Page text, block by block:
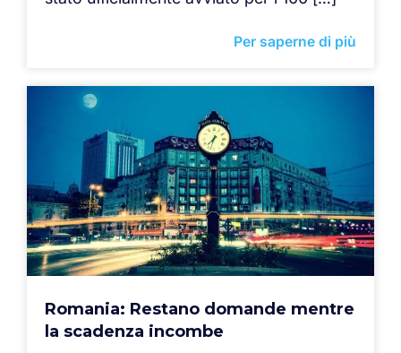
Per saperne di più
Romania: Restano domande mentre
la scadenza incombe